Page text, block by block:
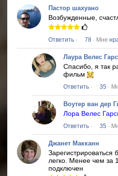
Пастор шахуано
Возбужденные,
Ответить · 78 · Мне
Лаура Велес
Спасибо, я так
фильм
Ответить · 35 ·
Воутер ван дер
Лора Велес
Ответить · 35 ·
Джанет Макканн
Зарегистрироваться
легко. Менее чем за
подключен